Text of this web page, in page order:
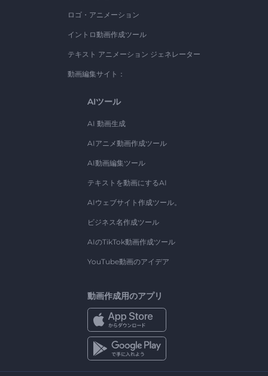
ロゴ・アニメーション
イントロ動画作成ツール
テキスト アニメーション ジェネレーター
動画編集サイト：
AIツール
AI 動画生成
AIアニメ動画作成ツール
AI動画編集ツール
テキストを動画にするAI
AIウェブサイト作成ツール。
ビジネス名作成ツール
AIのTikTok動画作成ツール
YouTube動画のアイデア
動画作成用のアプリ